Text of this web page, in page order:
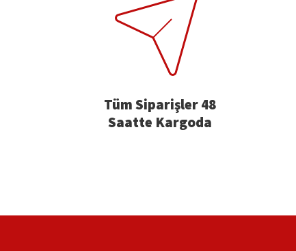
Tüm Siparişler 48
Saatte Kargoda